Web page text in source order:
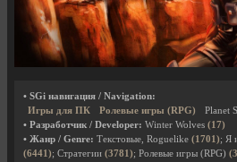
• SGi навигация / Navigation:
Игры для ПК
Ролевые игры (RPG)
Planet
• Разработчик / Developer: Winter Wolves (17)
• Жанр / Genre: Текстовые, Roguelike (1701); Я
(6441); Стратегии (3781); Ролевые игры (RPG)